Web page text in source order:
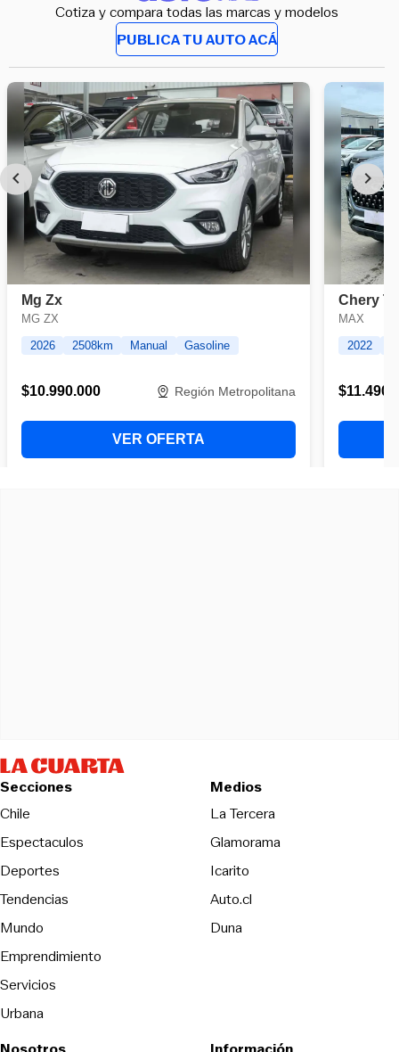
Cotiza y compara todas las marcas y modelos
PUBLICA TU AUTO ACÁ
Secciones
Chile
Espectaculos
Deportes
Tendencias
Mundo
Emprendimiento
Servicios
Urbana
Medios
La TerceraOpens in new
Glamorama
Icarito
Auto.cl
DunaOpens in new window